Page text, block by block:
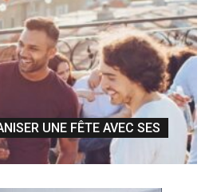
UNE FÊTE AVEC SES